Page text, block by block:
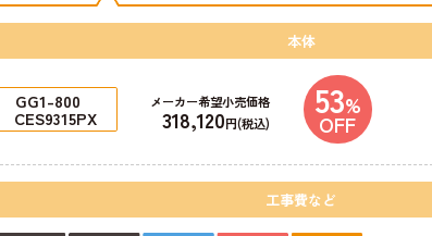
本体
GG1-800
CES9315PX
メーカー希望小売価格
318,120円(税込) 53%
OFF
工事費など